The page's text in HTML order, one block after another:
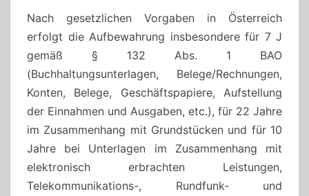
Nach gesetzlichen Vorgaben in Österreich
erfolgt die Aufbewahrung insbesondere für 7 J
gemäß § 132 Abs. 1 BAO
(Buchhaltungsunterlagen, Belege/Rechnungen,
Konten, Belege, Geschäftspapiere, Aufstellung
der Einnahmen und Ausgaben, etc.), für 22 Jahre
im Zusammenhang mit Grundstücken und für 10
Jahre bei Unterlagen im Zusammenhang mit
elektronisch erbrachten Leistungen,
Telekommunikations-, Rundfunk- und